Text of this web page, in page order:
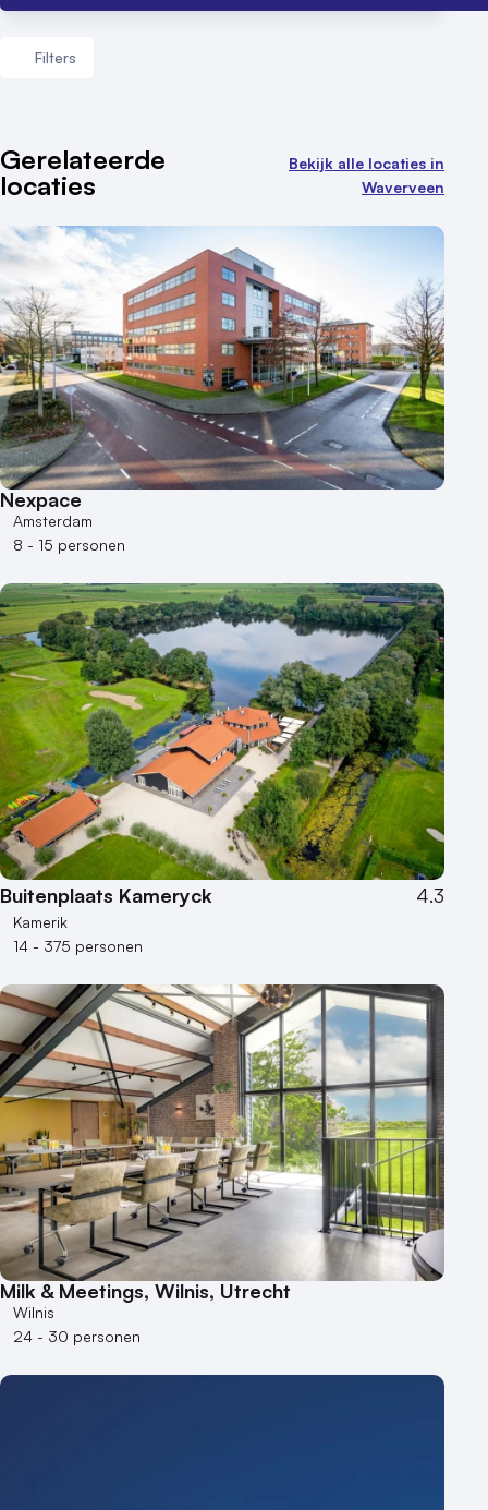
Filters
Aantal zalen
1 - 5 zalen
10 of meer zalen
Aantal personen
1 - 50 personen
50 - 100 personen
100 - 250 personen
250 - 500 personen
500+ personen
Bijzondere locaties
Buitenlocatie
Duurzame locatie
Heisessie
Hotel
Hybride events
Industriële locatie
Kasteel en landgoed
Kleine / intieme locatie
Locaties aan zee
Museum
Theater
Varende locatie
Gerelateerde
locaties
Bekijk alle locaties in
Waverveen
Nexpace
Amsterdam
8 - 15 personen
Buitenplaats Kameryck 4.3
Kamerik
14 - 375 personen
Milk & Meetings, Wilnis, Utrecht
Wilnis
24 - 30 personen